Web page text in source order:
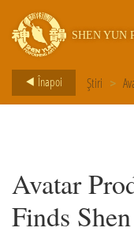
SHEN YUN
Înapoi Știri >
Avatar
Finds